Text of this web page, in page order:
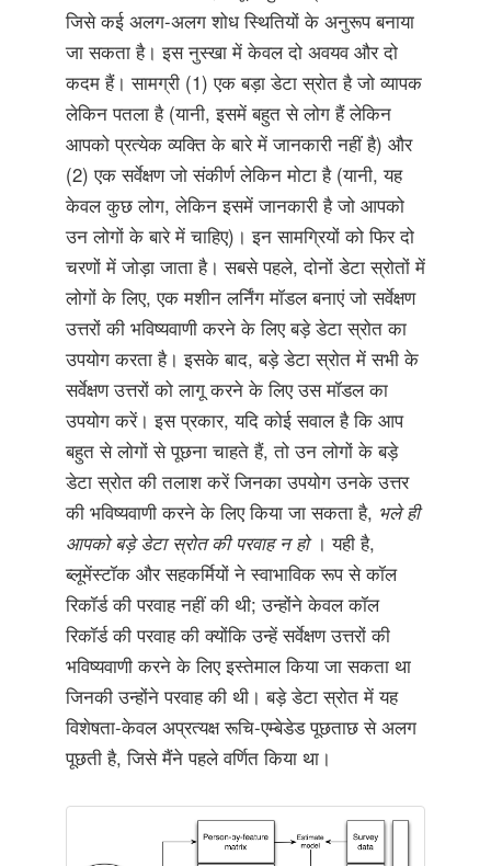
जिसे कई अलग-अलग शोध स्थितियों के अनुरूप बनाया
जा सकता है। इस नुस्खा में केवल दो अवयव और दो
कदम हैं। सामग्री (1) एक बड़ा डेटा स्रोत है जो व्यापक
लेकिन पतला है (यानी, इसमें बहुत से लोग हैं लेकिन
आपको प्रत्येक व्यक्ति के बारे में जानकारी नहीं है) और
(2) एक सर्वेक्षण जो संकीर्ण लेकिन मोटा है (यानी, यह
केवल कुछ लोग, लेकिन इसमें जानकारी है जो आपको
उन लोगों के बारे में चाहिए)। इन सामग्रियों को फिर दो
चरणों में जोड़ा जाता है। सबसे पहले, दोनों डेटा स्रोतों में
लोगों के लिए, एक मशीन लर्निंग मॉडल बनाएं जो सर्वेक्षण
उत्तरों की भविष्यवाणी करने के लिए बड़े डेटा स्रोत का
उपयोग करता है। इसके बाद, बड़े डेटा स्रोत में सभी के
सर्वेक्षण उत्तरों को लागू करने के लिए उस मॉडल का
उपयोग करें। इस प्रकार, यदि कोई सवाल है कि आप
बहुत से लोगों से पूछना चाहते हैं, तो उन लोगों के बड़े
डेटा स्रोत की तलाश करें जिनका उपयोग उनके उत्तर
की भविष्यवाणी करने के लिए किया जा सकता है, भले ही
आपको बड़े डेटा स्रोत की परवाह न हो। यही है,
ब्लूमेंस्टॉक और सहकर्मियों ने स्वाभाविक रूप से कॉल
रिकॉर्ड की परवाह नहीं की थी; उन्होंने केवल कॉल
रिकॉर्ड की परवाह की क्योंकि उन्हें सर्वेक्षण उत्तरों की
भविष्यवाणी करने के लिए इस्तेमाल किया जा सकता था
जिनकी उन्होंने परवाह की थी। बड़े डेटा स्रोत में यह
विशेषता-केवल अप्रत्यक्ष रूचि-एम्बेडेड पूछताछ से अलग
पूछती है, जिसे मैंने पहले वर्णित किया था।